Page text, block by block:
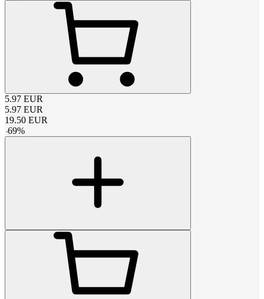
5.97 EUR
5.97 EUR
19.50 EUR
-69%